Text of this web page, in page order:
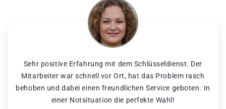
Sehr positive Erfahrung mit dem Schlüsseldienst. Der
Mitarbeiter war schnell vor Ort, hat das Problem rasch
behoben und dabei einen freundlichen Service geboten. In
einer Notsituation die perfekte Wahl!